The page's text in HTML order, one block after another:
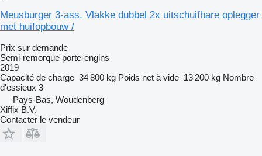
Meusburger 3-ass. Vlakke dubbel 2x uitschuifbare oplegger
met huifopbouw /
Prix sur demande
Semi-remorque porte-engins
2019
Capacité de charge 34 800 kg Poids net à vide 13 200 kg Nombre
d'essieux 3
Pays-Bas, Woudenberg
Xiffix B.V.
Contacter le vendeur